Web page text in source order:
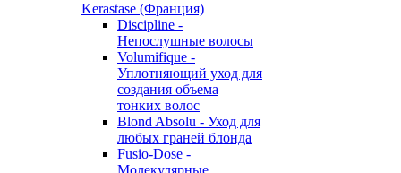
Kerastase (Франция)
Discipline -
Непослушные волосы
Volumifique -
Уплотняющий уход для
создания объема
тонких волос
Blond Absolu - Уход для
любых граней блонда
Fusio-Dose -
Молекулярные